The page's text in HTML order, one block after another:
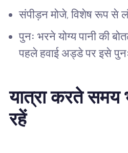
संपीड़न मोजे, विशेष रूप से
पुनः भरने योग्य पानी की
पहले हवाई अड्डे पर इसे
यात्रा करते समय
रहें